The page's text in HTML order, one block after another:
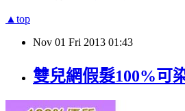
▲top
Nov 01 Fri 2013 01:43
雙兒網假髮100%可